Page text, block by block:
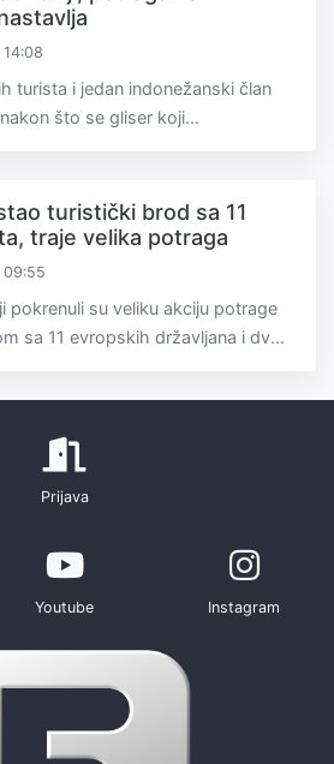
turista i jedan indonežanski član
što se gliser koji...
turistički brod sa 11
traje velika potraga
09:55
pokrenuli su veliku akciju potrage
sa 11 evropskih državljana i dv...
Prijava
Youtube Instagram